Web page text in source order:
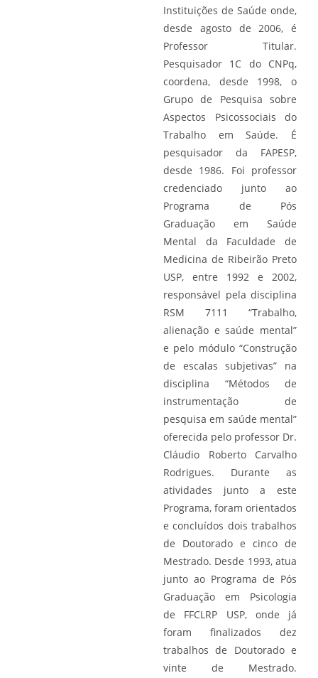
Instituições de Saúde onde,
desde agosto de 2006, é
Professor Titular.
Pesquisador 1C do CNPq,
coordena, desde 1998, o
Grupo de Pesquisa sobre
Aspectos Psicossociais do
Trabalho em Saúde. É
pesquisador da FAPESP,
desde 1986. Foi professor
credenciado junto ao
Programa de Pós
Graduação em Saúde
Mental da Faculdade de
Medicina de Ribeirão Preto
USP, entre 1992 e 2002,
responsável pela disciplina
RSM 7111 “Trabalho,
alienação e saúde mental”
e pelo módulo “Construção
de escalas subjetivas” na
disciplina “Métodos de
instrumentação de
pesquisa em saúde mental”
oferecida pelo professor Dr.
Cláudio Roberto Carvalho
Rodrigues. Durante as
atividades junto a este
Programa, foram orientados
e concluídos dois trabalhos
de Doutorado e cinco de
Mestrado. Desde 1993, atua
junto ao Programa de Pós
Graduação em Psicologia
de FFCLRP USP, onde já
foram finalizados dez
trabalhos de Doutorado e
vinte de Mestrado.